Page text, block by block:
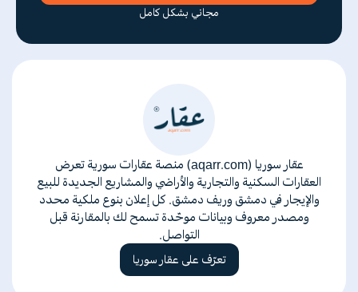
مجاني بشكل كامل
عقار سوريا (aqarr.com) منصة عقارات سورية تعرض
العقارات السكنية والتجارية والأراضي والمشاريع الجديدة للبيع
والإيجار في دمشق وريف دمشق. كل إعلان بنوع ملكية محدد
ومصدر معروف وبيانات موحّدة تسمح لك بالمقارنة قبل
التواصل.
تعرّف على عقار سوريا